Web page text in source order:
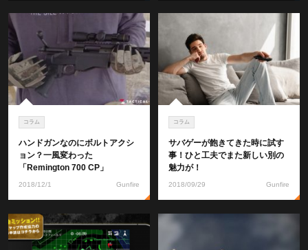
コラム
ハンドガンなのにボルトアクシ
ョン？一風変わった
「Remington 700 CP」
2018/12/1 Gunfire
コラム
サバゲーが飽きてきた時に試す
事！ひと工夫でまた新しい別の
魅力が！
2018/09/29 Gunfire